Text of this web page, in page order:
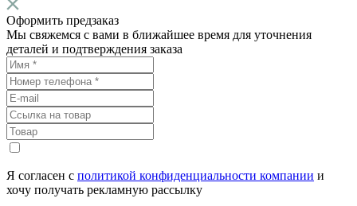
Оформить предзаказ
Мы свяжемся с вами в ближайшее время для уточнения
деталей и подтверждения заказа
Я согласен с политикой конфиденциальности компании и
хочу получать рекламную рассылку